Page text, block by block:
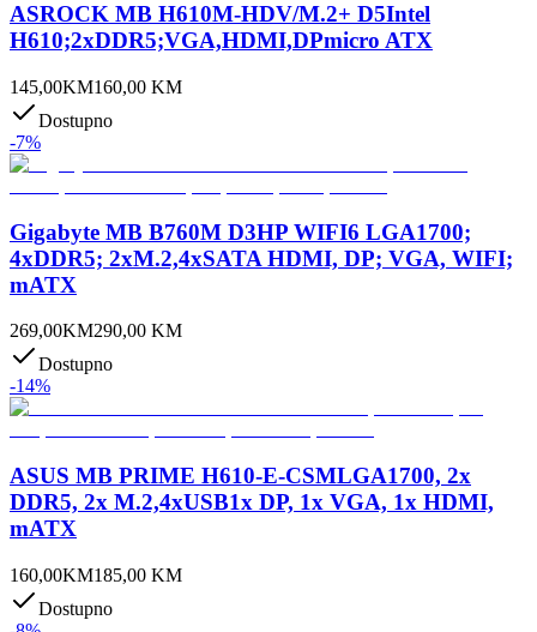
ASROCK MB H610M-HDV/M.2+ D5Intel
H610;2xDDR5;VGA,HDMI,DPmicro ATX
145,00KM160,00 KM
Dostupno
-7%
Gigabyte MB B760M D3HP WIFI6 LGA1700;
4xDDR5; 2xM.2,4xSATA HDMI, DP; VGA, WIFI;
mATX
269,00KM290,00 KM
Dostupno
-14%
ASUS MB PRIME H610-E-CSMLGA1700, 2x
DDR5, 2x M.2,4xUSB1x DP, 1x VGA, 1x HDMI,
mATX
160,00KM185,00 KM
Dostupno